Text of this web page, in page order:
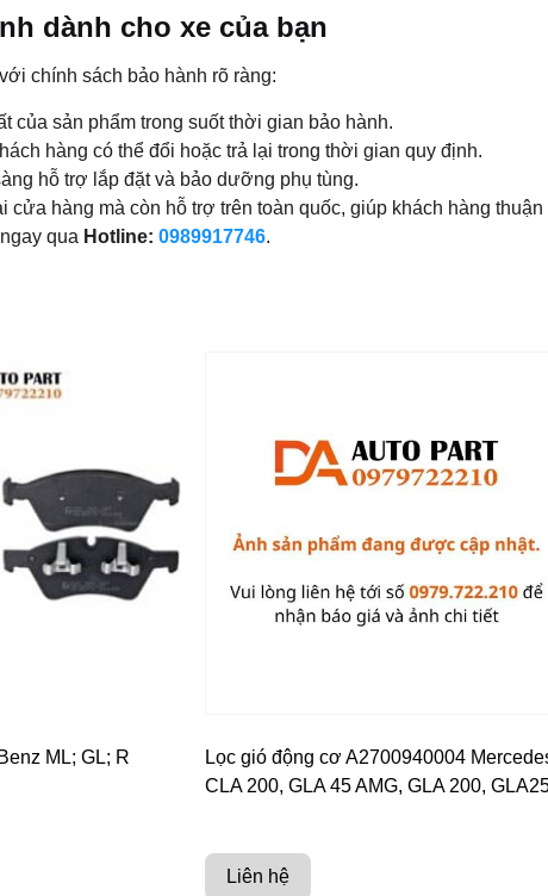
dành cho xe của bạn
chính sách bảo hành rõ ràng:
của sản phẩm trong suốt thời gian bảo hành.
hàng có thể đổi hoặc trả lại trong thời gian quy định.
hỗ trợ lắp đặt và bảo dưỡng phụ tùng.
cửa hàng mà còn hỗ trợ trên toàn quốc, giúp khách hàng
qua Hotline: 0989917746.
ML; GL; R
Lọc gió động cơ A2700940004
CLA 200, GLA 45 AMG, GLA 200,
Liên hệ